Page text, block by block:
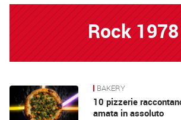
Rock 1978
News BAKERY
10 pizzerie
amata in assoluto